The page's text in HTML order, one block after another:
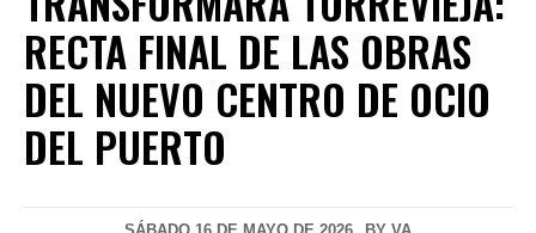
RECTA FINAL DE LAS OBRAS
DEL NUEVO CENTRO DE OCIO
DEL PUERTO